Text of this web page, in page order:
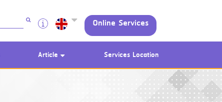
Online Services
Article Services Location